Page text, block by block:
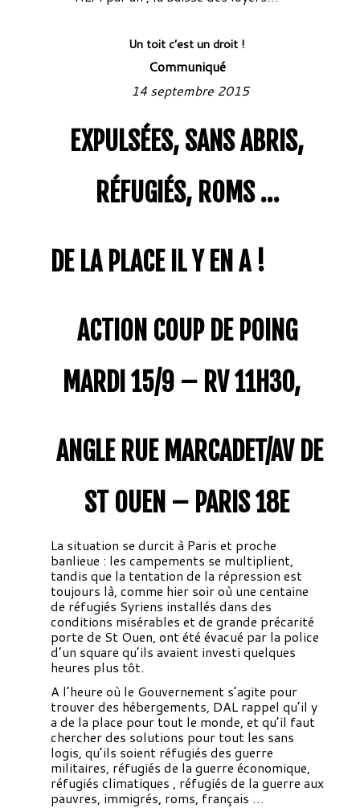
Un toit c’est un droit !
Communiqué
14 septembre 2015
EXPULSÉES, SANS ABRIS,
RÉFUGIÉS, ROMS …
DE LA PLACE IL Y EN A !
ACTION COUP DE POING
MARDI 15/9 – RV 11H30,
ANGLE RUE MARCADET/AV DE
ST OUEN – PARIS 18E
La situation se durcit à Paris et proche
banlieue : les campements se multiplient,
tandis que la tentation de la répression est
toujours là, comme hier soir où une centaine
de réfugiés Syriens installés dans des
conditions misérables et de grande précarité
porte de St Ouen, ont été évacué par la police
d’un square qu’ils avaient investi quelques
heures plus tôt.
A l’heure où le Gouvernement s’agite pour
trouver des hébergements, DAL rappel qu’il y
a de la place pour tout le monde, et qu’il faut
chercher des solutions pour tout les sans
logis, qu’ils soient réfugiés des guerre
militaires, réfugiés de la guerre économique,
réfugiés climatiques , réfugiés de la guerre aux
pauvres, immigrés, roms, français …